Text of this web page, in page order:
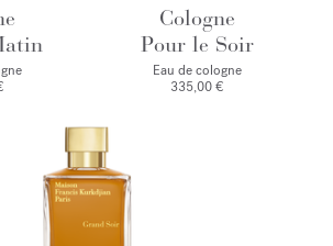
Cologne
Pour le Soir
Eau de cologne
335,00 €